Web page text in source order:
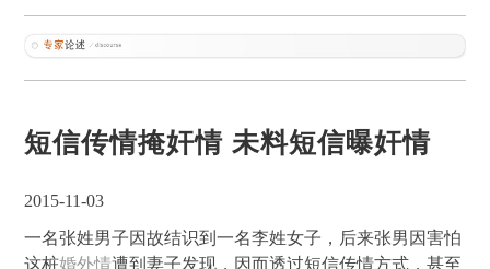
短信传情掩奸情 未料短信曝奸情
2015-11-03
一名张姓男子因故结识到一名李姓女子，后来张男因害怕
这桩婚外情遭到妻子发现，因而透过短信传情方式，甚至